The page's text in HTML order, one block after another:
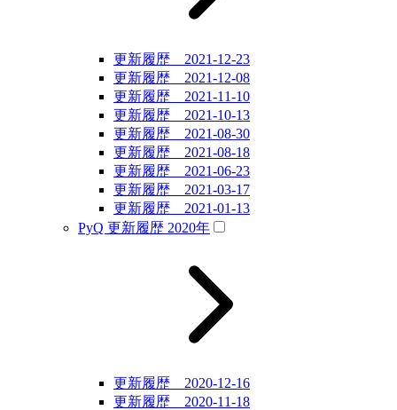
更新履歴 2021-12-23
更新履歴 2021-12-08
更新履歴 2021-11-10
更新履歴 2021-10-13
更新履歴 2021-08-30
更新履歴 2021-08-18
更新履歴 2021-06-23
更新履歴 2021-03-17
更新履歴 2021-01-13
PyQ 更新履歴 2020年
更新履歴 2020-12-16
更新履歴 2020-11-18